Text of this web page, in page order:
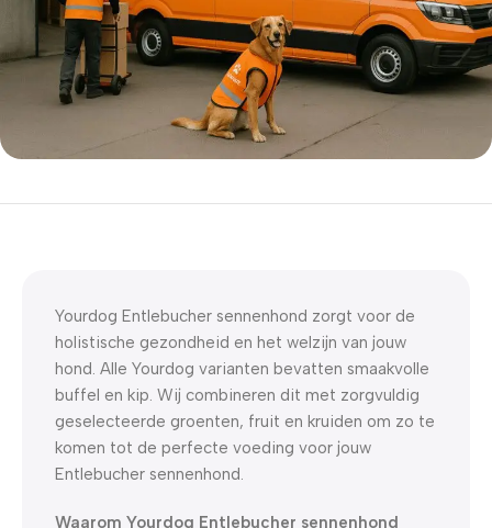
5% korting met code
Yourdog Entlebucher sennenhond zorgt voor de
holistische gezondheid en het welzijn van jouw
hond. Alle Yourdog varianten bevatten smaakvolle
buffel en kip. Wij combineren dit met zorgvuldig
geselecteerde groenten, fruit en kruiden om zo te
komen tot de perfecte voeding voor jouw
Entlebucher sennenhond.
Waarom Yourdog Entlebucher sennenhond